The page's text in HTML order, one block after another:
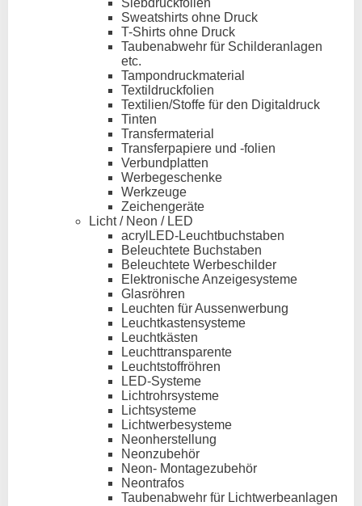
Siebdruckfolien
Sweatshirts ohne Druck
T-Shirts ohne Druck
Taubenabwehr für Schilderanlagen
etc.
Tampondruckmaterial
Textildruckfolien
Textilien/Stoffe für den Digitaldruck
Tinten
Transfermaterial
Transferpapiere und -folien
Verbundplatten
Werbegeschenke
Werkzeuge
Zeichengeräte
Licht / Neon / LED
acrylLED-Leuchtbuchstaben
Beleuchtete Buchstaben
Beleuchtete Werbeschilder
Elektronische Anzeigesysteme
Glasröhren
Leuchten für Aussenwerbung
Leuchtkastensysteme
Leuchtkästen
Leuchttransparente
Leuchtstoffröhren
LED-Systeme
Lichtrohrsysteme
Lichtsysteme
Lichtwerbesysteme
Neonherstellung
Neonzubehör
Neon- Montagezubehör
Neontrafos
Taubenabwehr für Lichtwerbeanlagen